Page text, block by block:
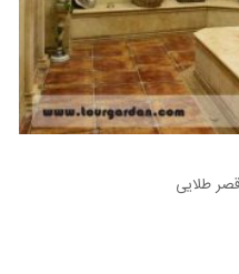
طلایی